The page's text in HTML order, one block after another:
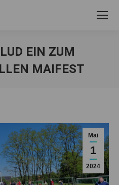
EIN ZUM
MAIFEST
Mai
1
2024